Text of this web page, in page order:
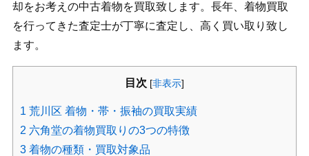
却をお考えの中古着物を買取致します。長年、着物買取
を行ってきた査定士が丁寧に査定し、高く買い取り致し
ます。
目次 [非表示]
1 荒川区 着物・帯・振袖の買取実績
2 六角堂の着物買取りの3つの特徴
3 着物の種類・買取対象品